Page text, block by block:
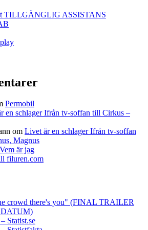
TILLGÄNGLIG ASSISTANS
Permobil
en schlager Ifrån tv-soffan till Cirkus –
om Livet är en schlager Ifrån tv-soffan
Magnus
Vem är jag
filuren.com
crowd there's you" (FINAL TRAILER
Statist.se